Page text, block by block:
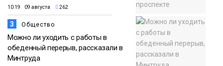
10:19 09 августа 262
3 Общество
Можно ли уходить с работы в
обеденный перерыв, рассказали в
Минтруда